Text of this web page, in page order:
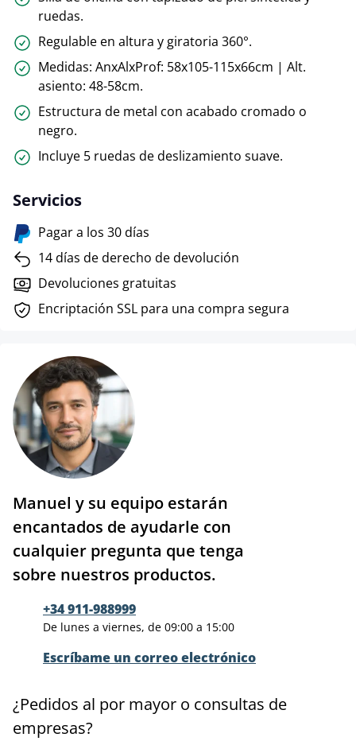
ruedas.
Regulable en altura y giratoria 360°.
Medidas: AnxAlxProf: 58x105-115x66cm | Alt.
asiento: 48-58cm.
Estructura de metal con acabado cromado o
negro.
Incluye 5 ruedas de deslizamiento suave.
Servicios
Pagar a los 30 días
14 días de derecho de devolución
Devoluciones gratuitas
Encriptación SSL para una compra segura
Manuel y su equipo estarán
encantados de ayudarle con
cualquier pregunta que tenga
sobre nuestros productos.
+34 911-988999
De lunes a viernes, de 09:00 a 15:00
Escríbame un correo electrónico
¿Pedidos al por mayor o consultas de
empresas?